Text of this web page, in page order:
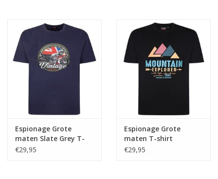
Espionage Grote
maten Slate Grey T-
shirt "Vintage
€29,95
Espionage Grote
maten T-shirt
"Mountain" TS354
€29,95